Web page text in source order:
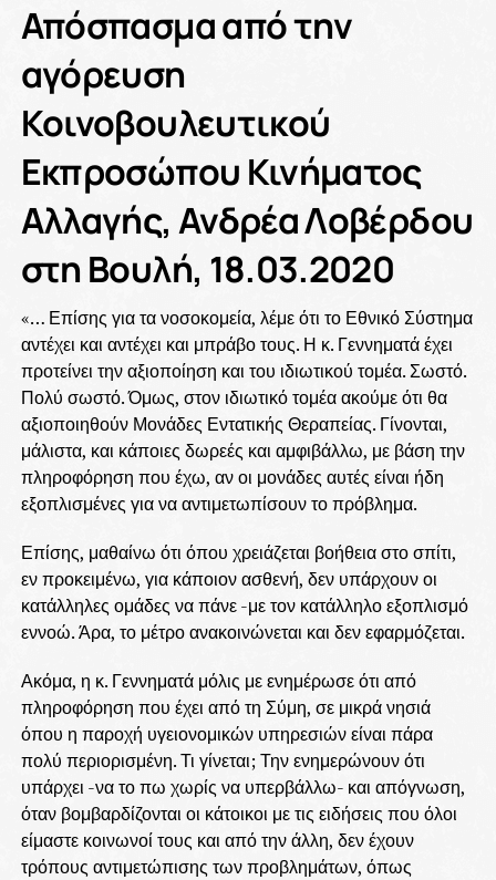
Απόσπασμα από την
αγόρευση
Κοινοβουλευτικού
Εκπροσώπου Κινήματος
Αλλαγής, Ανδρέα Λοβέρδου
στη Βουλή, 18.03.2020
«… Επίσης για τα νοσοκομεία, λέμε ότι το Εθνικό Σύστημα
αντέχει και αντέχει και μπράβο τους. Η κ. Γεννηματά έχει
προτείνει την αξιοποίηση και του ιδιωτικού τομέα. Σωστό.
Πολύ σωστό. Όμως, στον ιδιωτικό τομέα ακούμε ότι θα
αξιοποιηθούν Μονάδες Εντατικής Θεραπείας. Γίνονται,
μάλιστα, και κάποιες δωρεές και αμφιβάλλω, με βάση την
πληροφόρηση που έχω, αν οι μονάδες αυτές είναι ήδη
εξοπλισμένες για να αντιμετωπίσουν το πρόβλημα.
Επίσης, μαθαίνω ότι όπου χρειάζεται βοήθεια στο σπίτι,
εν προκειμένω, για κάποιον ασθενή, δεν υπάρχουν οι
κατάλληλες ομάδες να πάνε -με τον κατάλληλο εξοπλισμό
εννοώ. Άρα, το μέτρο ανακοινώνεται και δεν εφαρμόζεται.
Ακόμα, η κ. Γεννηματά μόλις με ενημέρωσε ότι από
πληροφόρηση που έχει από τη Σύμη, σε μικρά νησιά
όπου η παροχή υγειονομικών υπηρεσιών είναι πάρα
πολύ περιορισμένη. Τι γίνεται; Την ενημερώνουν ότι
υπάρχει -να το πω χωρίς να υπερβάλλω- και απόγνωση,
όταν βομβαρδίζονται οι κάτοικοι με τις ειδήσεις που όλοι
είμαστε κοινωνοί τους και από την άλλη, δεν έχουν
τρόπους αντιμετώπισης των προβλημάτων, όπως